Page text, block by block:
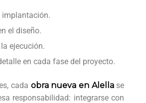
implantación.
el diseño.
ejecución.
en cada fase del proyecto.
cada obra nueva en Alellase
responsabilidad: integrarse con